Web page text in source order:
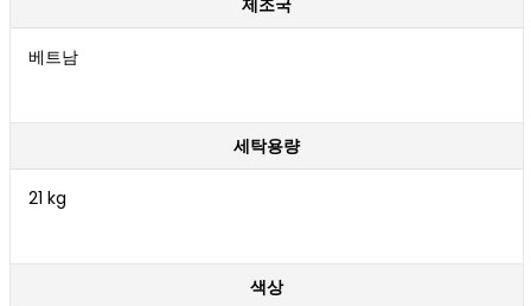
제조국
베트남
세탁용량
21 kg
색상